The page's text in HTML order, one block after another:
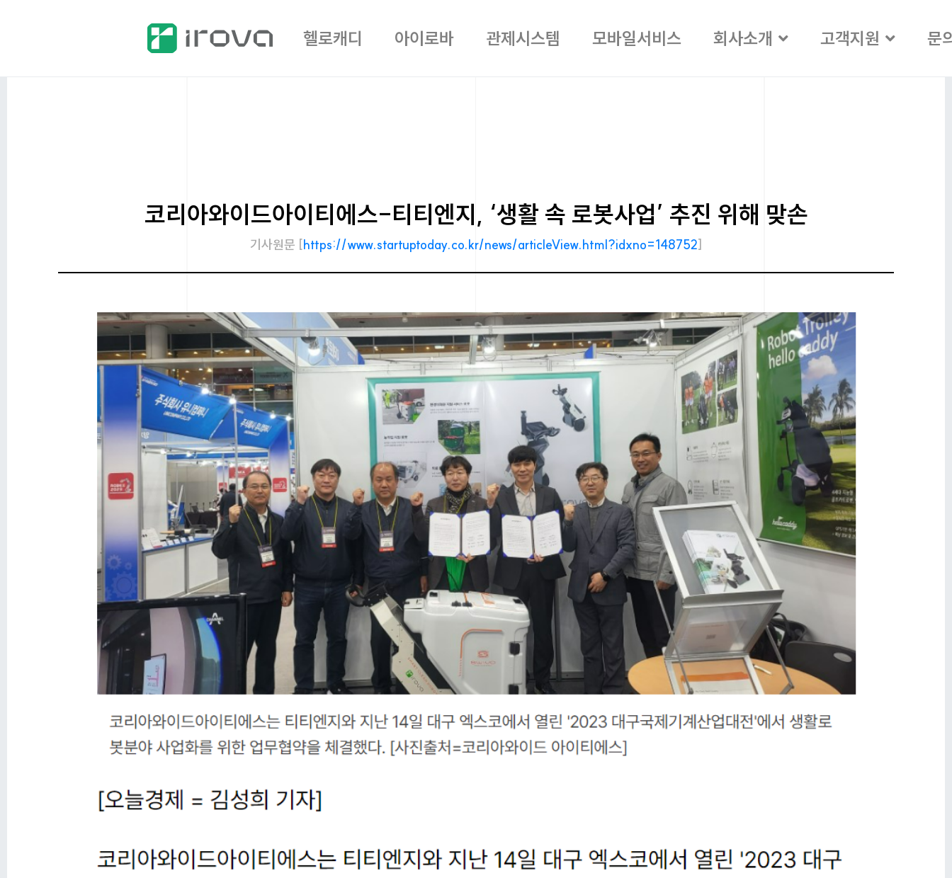
헬로캐디 아이로바 관제시스템 모바일서비스 회사소개 고객지원 문
코리아와이드아이티에스-티티엔지, ‘생활 속 로봇사업’ 추진 위해 맞손
기사원문 [https://www.startuptoday.co.kr/news/articleView.html?idxno=148752]